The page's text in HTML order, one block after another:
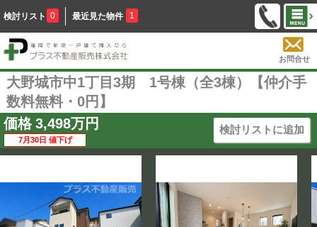
検討リスト 0 最近見た物件 1
お問合せ
大野城市中1丁目3期 1号棟（全3棟）【仲介手
数料無料・0円】
価格 3,498万円
7月30日 値下げ
検討リストに追加